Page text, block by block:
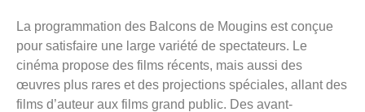
La programmation des Balcons de Mougins est conçue
pour satisfaire une large variété de spectateurs. Le
cinéma propose des films récents, mais aussi des
œuvres plus rares et des projections spéciales, allant des
films d’auteur aux films grand public. Des avant-